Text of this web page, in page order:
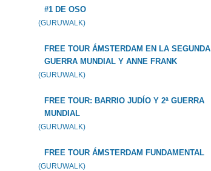
#1 DE OSO
(GURUWALK)
FREE TOUR ÁMSTERDAM EN LA SEGUNDA
GUERRA MUNDIAL Y ANNE FRANK
(GURUWALK)
FREE TOUR: BARRIO JUDÍO Y 2ª GUERRA
MUNDIAL
(GURUWALK)
FREE TOUR ÁMSTERDAM FUNDAMENTAL
(GURUWALK)